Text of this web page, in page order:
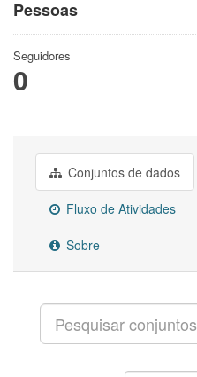
Pessoas
Seguidores
0
Conjuntos de dados
Fluxo de Atividades
Sobre